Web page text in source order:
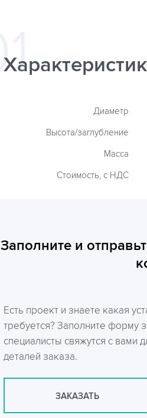
Диаметр
Высота/заглубление
Масса
Стоимость, с НДС
Заполните и
Есть проект и знаете какая
требуется? Заполните форму
специалисты свяжутся с вами
деталей заказа.
ЗАКАЗАТЬ